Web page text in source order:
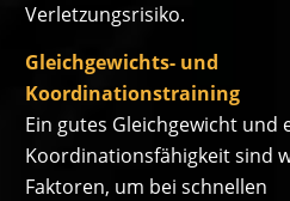
Verletzungsrisiko.
Gleichgewichts- und
Koordinationstraining
Ein gutes Gleichgewicht und
Koordinationsfähigkeit sind
Faktoren, um bei schnellen